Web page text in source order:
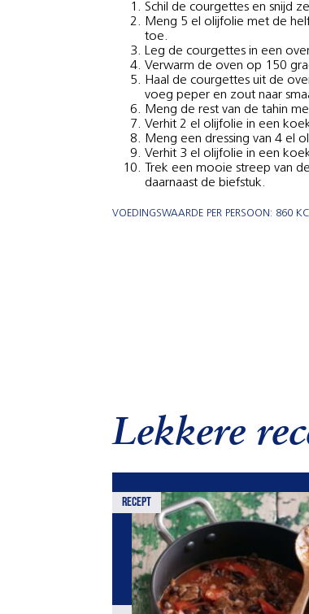
Schil de courgettes en snijd
Meng 5 el olijfolie met de
toe.
Leg de courgettes in een
Verwarm de oven op 150
Haal de courgettes uit de
voeg peper en zout naar
Meng de rest van de tahin
Verhit 2 el olijfolie in een
Meng een dressing van 4 el
Verhit 3 el olijfolie in een
Trek een mooie streep van
daarnaast de biefstuk.
VOEDINGSWAARDE PER PERSOON: 860
Lekkere
recept